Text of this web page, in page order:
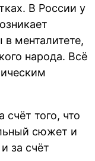
В России у
менталитете,
народа. Всё
того, что
сюжет и
за счёт